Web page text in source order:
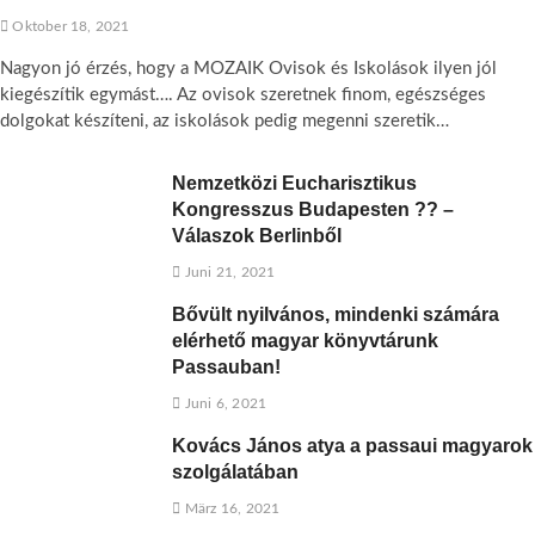
Oktober 18, 2021
Nagyon jó érzés, hogy a MOZAIK Ovisok és Iskolások ilyen jól
kiegészítik egymást…. Az ovisok szeretnek finom, egészséges
dolgokat készíteni, az iskolások pedig megenni szeretik…
Nemzetközi Eucharisztikus
Kongresszus Budapesten ?? –
Válaszok Berlinből
Juni 21, 2021
Bővült nyilvános, mindenki számára
elérhető magyar könyvtárunk
Passauban!
Juni 6, 2021
Kovács János atya a passaui magyarok
szolgálatában
März 16, 2021